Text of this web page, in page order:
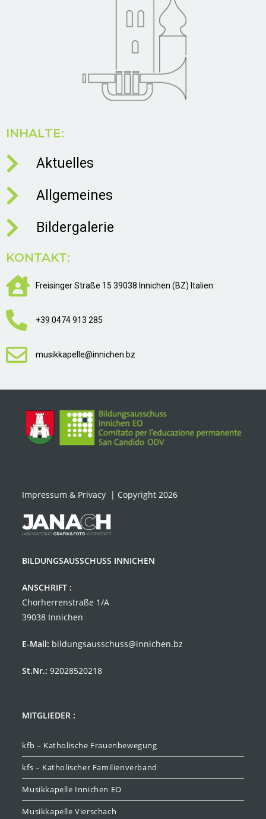
INHALTE:
Aktuelles
Allgemeines
Bildergalerie
KONTAKT:
Freisinger Straße 15 39038 Innichen (BZ) Italien
+39 0474 913 285
musikkapelle@innichen.bz
Impressum & Privacy | Copyright 2026
BILDUNGSAUSSCHUSS INNICHEN
ANSCHRIFT :
Chorherrenstraße 1/A
39038 Innichen
E-Mail: bildungsausschuss@innichen.bz
St.Nr.: 92028520218
MITGLIEDER :
kfb – Katholische Frauenbewegung
kfs – Katholischer Familienverband
Musikkapelle Innichen EO
Musikkapelle Vierschach